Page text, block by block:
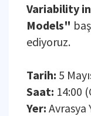
Variability
Models"
ediyoruz.
Tarih: 5
Saat: 14:00
Yer: Avrasya